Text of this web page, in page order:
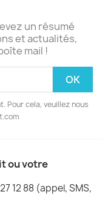
un résumé
et actualités,
mail !
Pour cela, veuillez nous
ou votre
12 88 (appel, SMS,